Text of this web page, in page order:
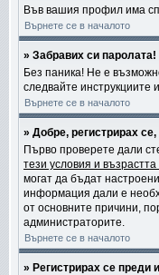
Във вашия профил има
Върнете се в началото
» Забравих си паролата!
Без паника! Не е
следвайте инструкциите
Върнете се в началото
» Добре, регистрирах
Първо проверете дали
тези условия и
могат да бъдат
информация дали е
от основните причини,
администраторите.
Върнете се в началото
» Регистрирах се преди